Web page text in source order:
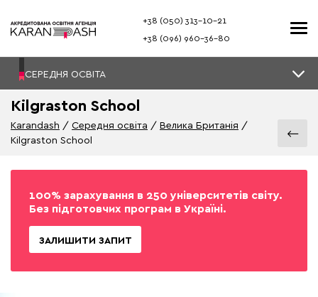
+38 (050) 313–10-21
+38 (096) 960–36-80
СЕРЕДНЯ ОСВІТА
Kilgraston School
Karandash Середня освіта
Велика Британія
Kilgraston School
100% зарахування в 250 університетів світу.
Без підготовчих програм в Україні.
ЗАЛИШИТИ ЗАПИТ